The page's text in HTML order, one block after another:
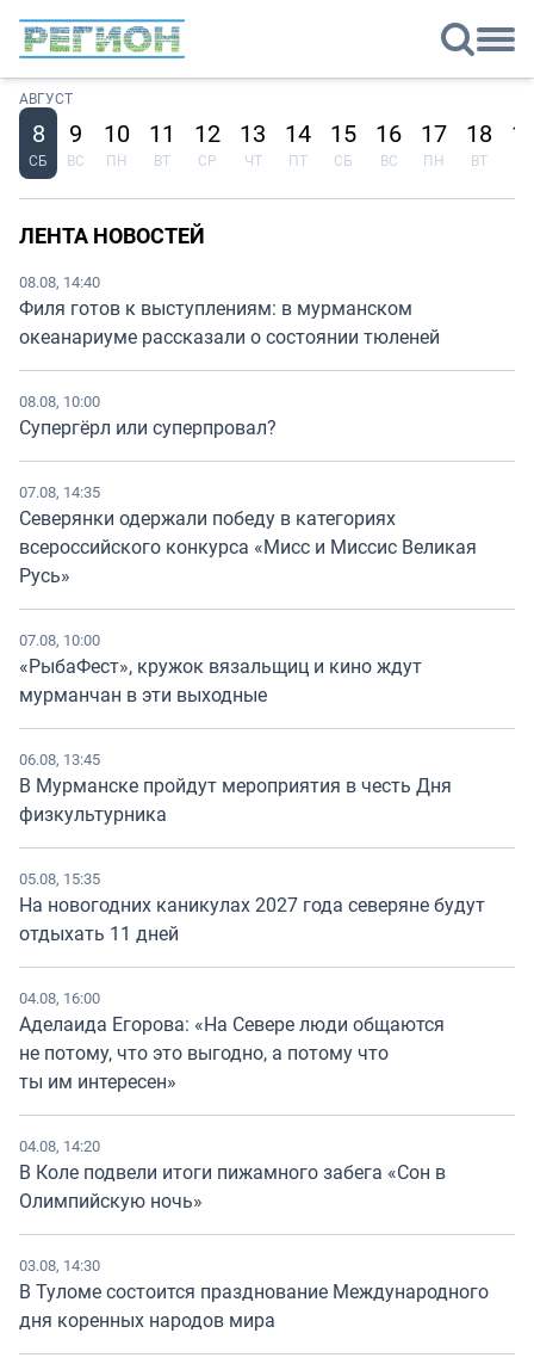
АВГУСТ
8
СБ
9
ВС
10
ПН
11
ВТ
12
СР
13
ЧТ
14
ПТ
15
СБ
16
ВС
17
ПН
18
ВТ
ЛЕНТА НОВОСТЕЙ
08.08, 14:40
Филя готов к выступлениям: в мурманском
океанариуме рассказали о состоянии тюленей
08.08, 10:00
Супергёрл или суперпровал?
07.08, 14:35
Северянки одержали победу в категориях
всероссийского конкурса «Мисс и Миссис Великая
Русь»
07.08, 10:00
«РыбаФест», кружок вязальщиц и кино ждут
мурманчан в эти выходные
06.08, 13:45
В Мурманске пройдут мероприятия в честь Дня
физкультурника
05.08, 15:35
На новогодних каникулах 2027 года северяне будут
отдыхать 11 дней
04.08, 16:00
Аделаида Егорова: «На Севере люди общаются
не потому, что это выгодно, а потому что
ты им интересен»
04.08, 14:20
В Коле подвели итоги пижамного забега «Сон в
Олимпийскую ночь»
03.08, 14:30
В Туломе состоится празднование Международного
дня коренных народов мира